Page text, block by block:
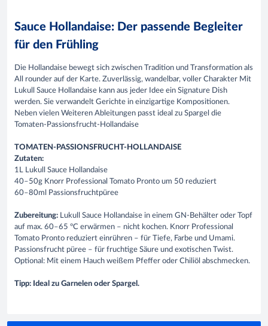
Sauce Hollandaise: Der passende Begleiter
für den Frühling
Die Hollandaise bewegt sich zwischen Tradition und Transformation als
All rounder auf der Karte. Zuverlässig, wandelbar, voller Charakter Mit
Lukull Sauce Hollandaise kann aus jeder Idee ein Signature Dish
werden. Sie verwandelt Gerichte in einzigartige Kompositionen.
Neben vielen Weiteren Ableitungen passt ideal zu Spargel die
Tomaten-Passionsfrucht-Hollandaise
TOMATEN-PASSIONSFRUCHT-HOLLANDAISE​
Zutaten:
1L Lukull Sauce Hollandaise
40–50g Knorr Professional Tomato Pronto um 50 reduziert
60–80ml Passionsfruchtpüree
Zubereitung: Lukull Sauce Hollandaise in einem GN-Behälter oder Topf
auf max. 60–65 °C erwärmen – nicht kochen. Knorr Professional
Tomato Pronto reduziert einrühren – für Tiefe, Farbe und Umami.
Passionsfrucht püree – für fruchtige Säure und exotischen Twist.
Optional: Mit einem Hauch weißem Pfeffer oder Chiliöl abschmecken.
Tipp: Ideal zu Garnelen oder Spargel.